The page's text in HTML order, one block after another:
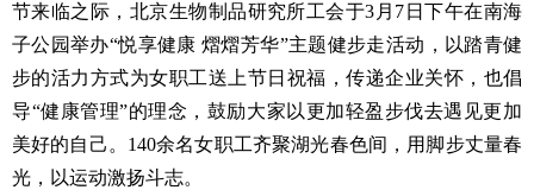
节来临之际，北京生物制品研究所工会于3月7日下午在南海
子公园举办“悦享健康 熠熠芳华”主题健步走活动，以踏青健
步的活力方式为女职工送上节日祝福，传递企业关怀， 也倡
导“健康管理”的理念，鼓励大家以更加轻盈步伐去遇见更加
美好的自己。140余名女职工齐聚湖光春色间，用脚步丈量春
光，以运动激扬斗志。